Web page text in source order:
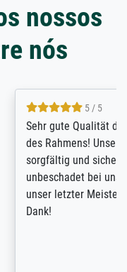
nossos
nós
und
sehr
so dass es
Es wird nicht
Vielen